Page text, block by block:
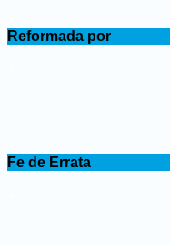
Reformada por
Fe de Errata